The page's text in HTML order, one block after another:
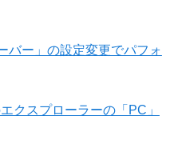
バー」の設定変更でパフォ
クスプローラーの「PC」